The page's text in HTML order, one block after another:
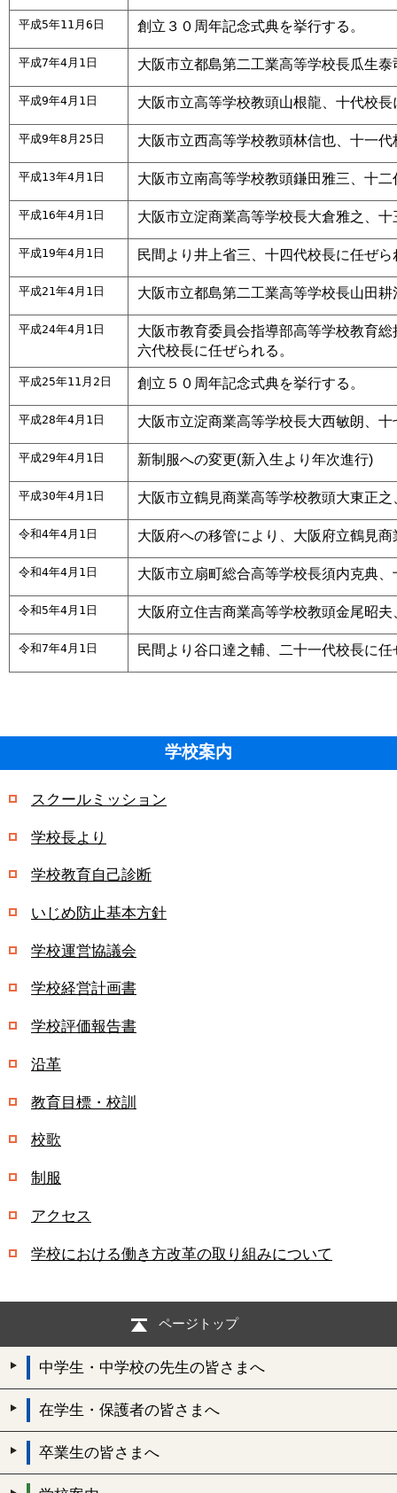
平成5年11月6日 創立３０周年記念式典を挙行する。
平成7年4月1日 大阪市立都島第二工業高等学校長瓜生
平成9年4月1日 大阪市立高等学校教頭山根龍、十代校
平成9年8月25日 大阪市立西高等学校教頭林信也、十一
平成13年4月1日 大阪市立南高等学校教頭鎌田雅三、十
平成16年4月1日 大阪市立淀商業高等学校長大倉雅之、
平成19年4月1日 民間より井上省三、十四代校長に任ぜら
平成21年4月1日 大阪市立都島第二工業高等学校長山田
平成24年4月1日
大阪市教育委員会指導部高等学校教育
六代校長に任ぜられる。
平成25年11月2日 創立５０周年記念式典を挙行する。
平成28年4月1日 大阪市立淀商業高等学校長大西敏朗、
平成29年4月1日 新制服への変更(新入生より年次進行)
平成30年4月1日 大阪市立鶴見商業高等学校教頭大東正
令和4年4月1日 大阪府への移管により、大阪府立鶴見
令和4年4月1日 大阪市立扇町総合高等学校長須内克典
令和5年4月1日 大阪府立住吉商業高等学校教頭金尾昭
令和7年4月1日 民間より谷口達之輔、二十一代校長に任
学校案内
スクールミッション
学校長より
学校教育自己診断
いじめ防止基本方針
学校運営協議会
学校経営計画書
学校評価報告書
沿革
教育目標・校訓
校歌
制服
アクセス
学校における働き方改革の取り組みについて
ページトップ
中学生・中学校の先生の皆さまへ
在学生・保護者の皆さまへ
卒業生の皆さまへ